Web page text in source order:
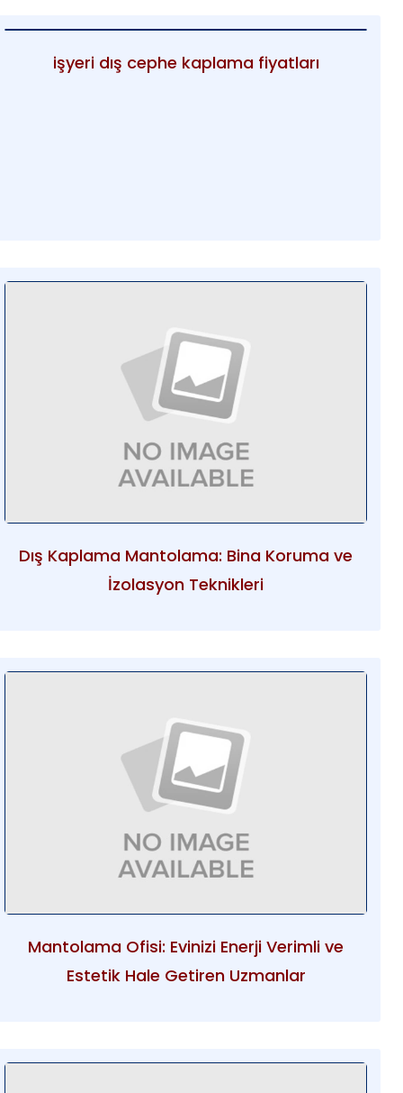
işyeri dış cephe kaplama fiyatları
Dış Kaplama Mantolama: Bina Koruma ve
İzolasyon Teknikleri
Mantolama Ofisi: Evinizi Enerji Verimli ve
Estetik Hale Getiren Uzmanlar